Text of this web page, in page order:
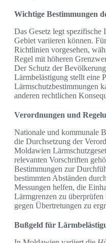
Wichtige Bestimmungen
Das Gesetz legt spezifische
Gebiet variieren können.
Richtlinien vorgesehen,
Regel mit höheren
Der Schutz der
Lärmbelästigung stellt eine
Lärmschutzbestimmungen
anderen rechtlichen
Verordnungen und
Nationale und kommunale
die Durchsetzung der
Moldawien
relevanten Vorschriften
Bestimmungen zur
bestimmten Abständen
Messungen helfen, die
Lärmgrenzen zu
gegen Übertretungen zu
Bußgeld für